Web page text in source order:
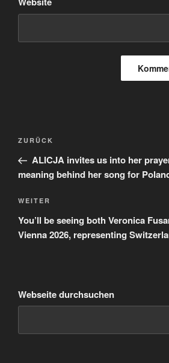
Beitragsnavigation
Vorheriger
Beitrag
ZURÜCK
ALICJA invites us into her
meaning behind her song for
Nächster
Beitrag
WEITER
You’ll be seeing both Veronica
Vienna 2026, representing
Webseite durchsuchen